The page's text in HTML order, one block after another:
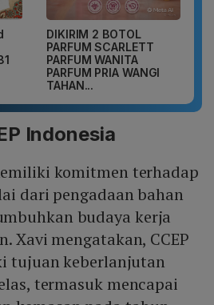
DIKIRIM 2 BOTOL
PARFUM SCARLETT
PARFUM WANITA
PARFUM PRIA WANGI
TAHAN...
Indonesia
komitmen terhadap
dari pengadaan bahan
budaya kerja
Xavi mengatakan, CCEP
tujuan keberlanjutan
termasuk mencapai